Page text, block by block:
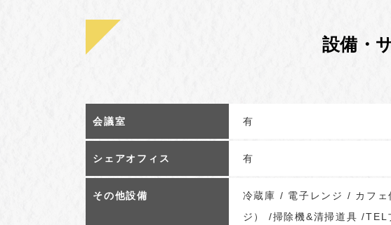
設備・
会議室 有
シェアオフィス 有
その他設備
冷蔵庫 / 電子レンジ / カフ
ジ） /掃除機&清掃道具 /TEL